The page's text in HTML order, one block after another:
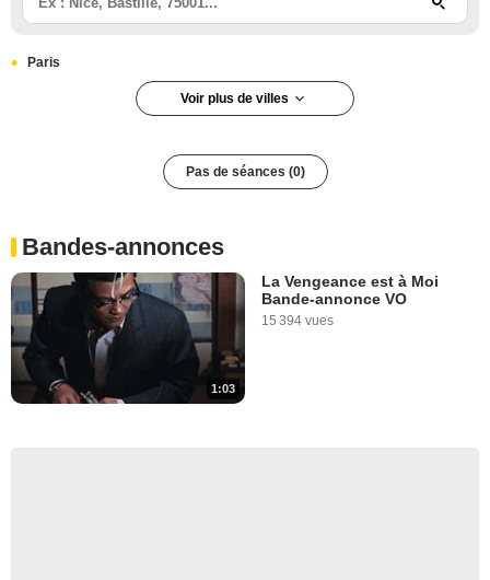
Paris
Voir plus de villes
Pas de séances (0)
Bandes-annonces
1:03
La Vengeance est à Moi
Bande-annonce VO
15 394 vues